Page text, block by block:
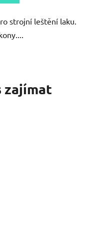
strojní leštění laku.
zajímat